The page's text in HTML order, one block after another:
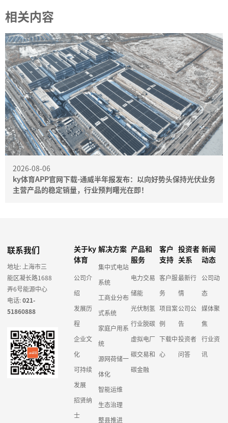
相关内容
2026-08-06
ky体育APP官网下载-通威半年报发布：以向好势头保持光伏业务
主营产品的稳定销量，行业预判曙光在即！
联系我们
地址: 上海市三
能区凝长路1688
弄6号能源中心
电话:021-
51860888
关于ky
体育
公司介
绍
发展历
程
企业文
化
可持续
发展
招贤纳
士
解决方案
集中式电站
系统
工商业分布
式系统
家庭户用系
统
源网荷储一
体化
智能运维
生态治理
整县推进
产品和
服务
电力交易
储能
光伏制氢
行业脱碳
虚拟电厂
碳交易和
碳金融
客户
支持
客户服
务
项目案
例
下载中
心
投资者
关系
最新行
情
公司公
告
投资者
问答
新闻
动态
公司动
态
媒体聚
焦
行业资
讯